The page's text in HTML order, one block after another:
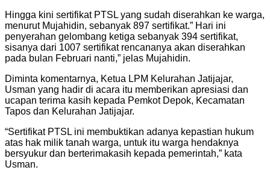
Hingga kini sertifikat PTSL yang sudah diserahkan ke warga,
menurut Mujahidin, sebanyak 897 sertifikat.” Hari ini
penyerahan gelombang ketiga sebanyak 394 sertifikat,
sisanya dari 1007 sertifikat rencananya akan diserahkan
pada bulan Februari nanti,” jelas Mujahidin.
Diminta komentarnya, Ketua LPM Kelurahan Jatijajar,
Usman yang hadir di acara itu memberikan apresiasi dan
ucapan terima kasih kepada Pemkot Depok, Kecamatan
Tapos dan Kelurahan Jatijajar.
“Sertifikat PTSL ini membuktikan adanya kepastian hukum
atas hak milik tanah warga, untuk itu warga hendaknya
bersyukur dan berterimakasih kepada pemerintah,” kata
Usman.